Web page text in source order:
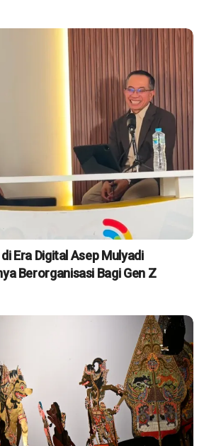
Era Digital Asep Mulyadi
Berorganisasi Bagi Gen Z